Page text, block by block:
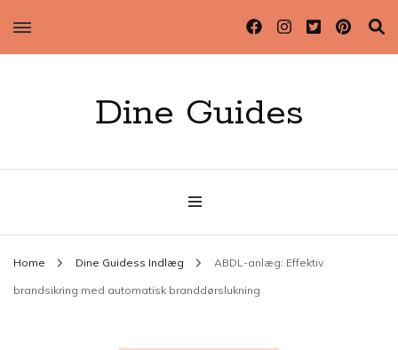
Dine Guides
Home Dine Guidess Indlæg ABDL-anlæg: Effektiv
brandsikring med automatisk branddørslukning